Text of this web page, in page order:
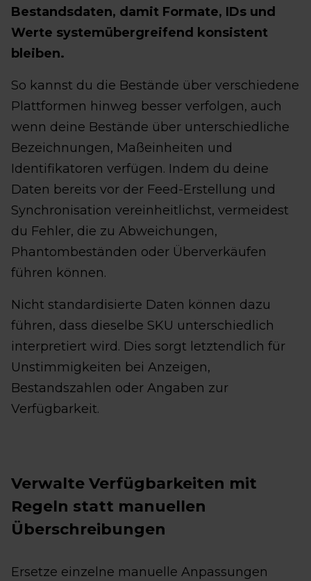
Bestandsdaten, damit Formate, IDs und
Werte systemübergreifend konsistent
bleiben.
So kannst du die Bestände über verschiedene
Plattformen hinweg besser verfolgen, auch
wenn deine Bestände über unterschiedliche
Bezeichnungen, Maßeinheiten und
Identifikatoren verfügen. Indem du deine
Daten bereits vor der Feed-Erstellung und
Synchronisation vereinheitlichst, vermeidest
du Fehler, die zu Abweichungen,
Phantombeständen oder Überverkäufen
führen können.
Nicht standardisierte Daten können dazu
führen, dass dieselbe SKU unterschiedlich
interpretiert wird. Dies sorgt letztendlich für
Unstimmigkeiten bei Anzeigen,
Bestandszahlen oder Angaben zur
Verfügbarkeit.
Verwalte Verfügbarkeiten mit
Regeln statt manuellen
Überschreibungen
Ersetze einzelne manuelle Anpassungen